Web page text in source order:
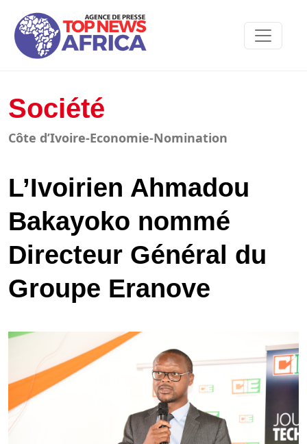
Société
Côte d’Ivoire-Economie-Nomination
L’Ivoirien Ahmadou
Bakayoko nommé
Directeur Général du
Groupe Eranove